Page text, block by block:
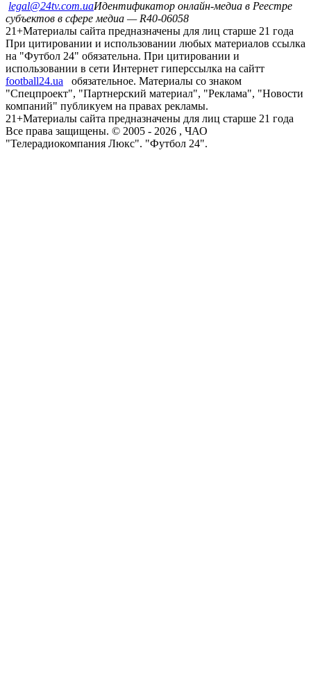
legal@24tv.com.uaИдентификатор онлайн-медиа в Реестре
субъектов в сфере медиа — R40-06058
21+Материалы сайта предназначены для лиц старше 21 года
При цитировании и использовании любых материалов ссылка
на "Футбол 24" обязательна. При цитировании и
использовании в сети Интернет гиперссылка на сайтт
football24.ua
обязательное. Материалы со знаком
"Спецпроект", "Партнерский материал", "Реклама", "Новости
компаний" публикуем на правах рекламы.
21+Материалы сайта предназначены для лиц старше 21 года
Все права защищены. © 2005 - 2026 , ЧАО
"Телерадиокомпания Люкс". "Футбол 24".